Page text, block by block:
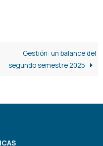
Gestión: un balance del
segundo semestre 2025